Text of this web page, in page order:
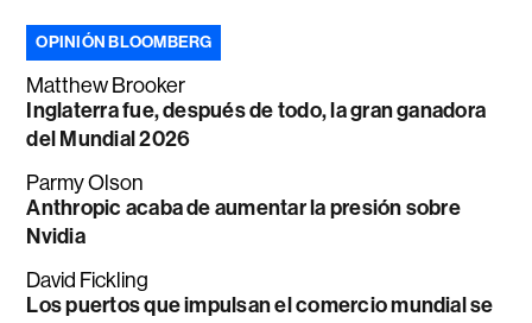
OPINIÓN BLOOMBERG
Matthew Brooker
Inglaterra fue, después de todo, la gran ganadora
del Mundial 2026
Parmy Olson
Anthropic acaba de aumentar la presión sobre
Nvidia
David Fickling
Los puertos que impulsan el comercio mundial se